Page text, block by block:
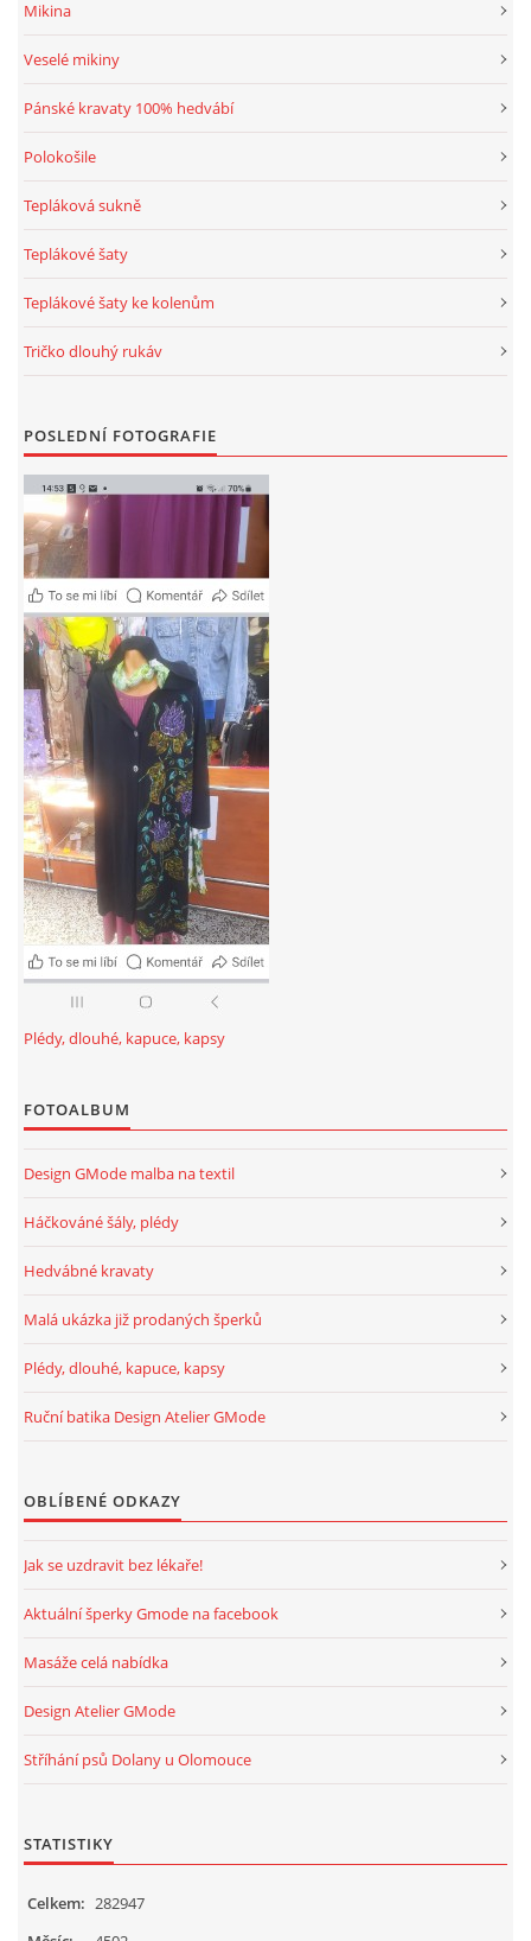
Mikina
Veselé mikiny
Pánské kravaty 100% hedvábí
Polokošile
Tepláková sukně
Teplákové šaty
Teplákové šaty ke kolenům
Tričko dlouhý rukáv
POSLEDNÍ FOTOGRAFIE
Plédy, dlouhé, kapuce, kapsy
FOTOALBUM
Design GMode malba na textil
Háčkováné šály, plédy
Hedvábné kravaty
Malá ukázka již prodaných šperků
Plédy, dlouhé, kapuce, kapsy
Ruční batika Design Atelier GMode
OBLÍBENÉ ODKAZY
Jak se uzdravit bez lékaře!
Aktuální šperky Gmode na facebook
Masáže celá nabídka
Design Atelier GMode
Stříhání psů Dolany u Olomouce
STATISTIKY
Celkem: 282947